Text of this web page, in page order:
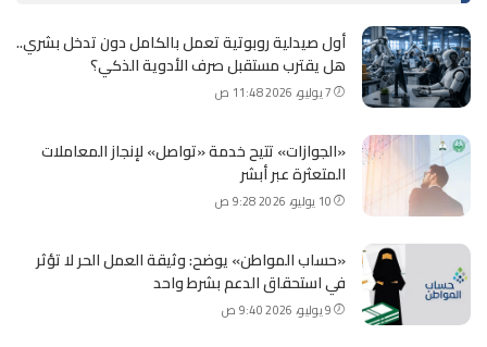
أول صيدلية روبوتية تعمل بالكامل دون تدخل بشري..
هل يقترب مستقبل صرف الأدوية الذكي؟
7 يوليو، 2026 11:48 ص
«الجوازات» تتيح خدمة «تواصل» لإنجاز المعاملات
المتعثرة عبر أبشر
10 يوليو، 2026 9:28 ص
«حساب المواطن» يوضح: وثيقة العمل الحر لا تؤثر
في استحقاق الدعم بشرط واحد
9 يوليو، 2026 9:40 ص